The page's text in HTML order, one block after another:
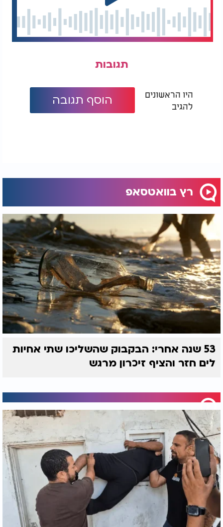
תגובות
היו הראשונים
להגיב
הוסף תגובה
רץ בוואטסאפ
53 שנה אחרי: הבקבוק שהשליכו שתי אחיות
לים חזר והציף זיכרון מרגש